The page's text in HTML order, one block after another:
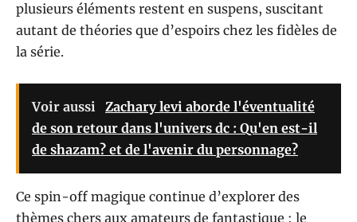
plusieurs éléments restent en suspens, suscitant
autant de théories que d’espoirs chez les fidèles de
la série.
Voir aussi Zachary levi aborde l'éventualité
de son retour dans l'univers dc : Qu'en est-il
de shazam? et de l'avenir du personnage?
Ce spin-off magique continue d’explorer des
thèmes chers aux amateurs de fantastique : le